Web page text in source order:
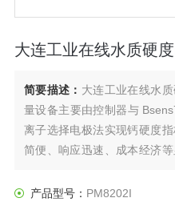
大连工业在线水质硬
简要描述： 大连工业在线水
量设备主要由控制器与
离子选择电极法实现钙硬度
简便、响应迅速、成本经济
产品型号： PM8202I